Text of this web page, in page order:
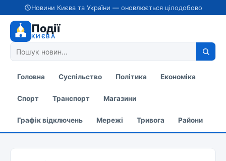
Новини Києва та України — оновлюється цілодобово
Події
КИЄВА
Головна Суспільство Політика Економіка
Спорт Транспорт Магазини
Графік відключень Мережі Тривога Райони